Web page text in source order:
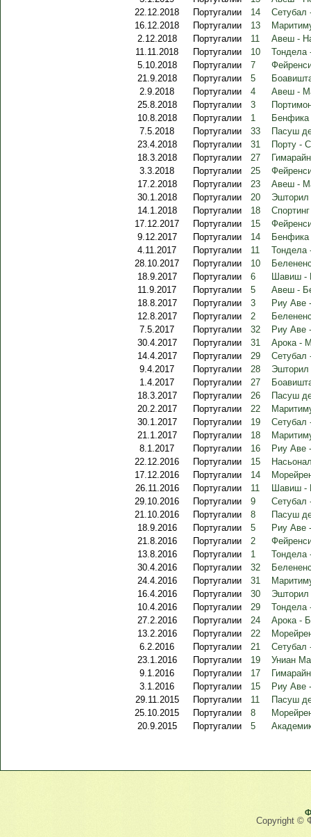
22.12.2018
Португалии 14
Сетубал
16.12.2018
Португалии 13
2.12.2018
Португалии 11
Авеш -
11.11.2018
Португалии 10
Тондела
5.10.2018
Португалии 7
21.9.2018
Португалии 5
2.9.2018
Португалии 4
Авеш -
25.8.2018
Португалии 3
10.8.2018
Португалии 1
7.5.2018
Португалии 33
Пасуш
23.4.2018
Португалии 31
Порту -
18.3.2018
Португалии 27
3.3.2018
Португалии 25
17.2.2018
Португалии 23
Авеш -
30.1.2018
Португалии 20
Эшторил
14.1.2018
Португалии 18
17.12.2017
Португалии 15
9.12.2017
Португалии 14
4.11.2017
Португалии 11
Тондела
28.10.2017
Португалии 10
18.9.2017
Португалии 6
Шавиш -
11.9.2017
Португалии 5
Авеш -
18.8.2017
Португалии 3
Риу Аве
12.8.2017
Португалии 2
7.5.2017
Португалии 32
Риу Аве
30.4.2017
Португалии 31
Арока -
14.4.2017
Португалии 29
Сетубал
9.4.2017
Португалии 28
Эшторил
1.4.2017
Португалии 27
18.3.2017
Португалии 26
Пасуш
20.2.2017
Португалии 22
30.1.2017
Португалии 19
Сетубал
21.1.2017
Португалии 18
8.1.2017
Португалии 16
Риу Аве
22.12.2016
Португалии 15
17.12.2016
Португалии 14
26.11.2016
Португалии 11
Шавиш -
29.10.2016
Португалии 9
Сетубал
21.10.2016
Португалии 8
Пасуш
18.9.2016
Португалии 5
Риу Аве
21.8.2016
Португалии 2
13.8.2016
Португалии 1
Тондела
30.4.2016
Португалии 32
24.4.2016
Португалии 31
16.4.2016
Португалии 30
10.4.2016
Португалии 29
Тондела
27.2.2016
Португалии 24
Арока -
13.2.2016
Португалии 22
6.2.2016
Португалии 21
Сетубал
23.1.2016
Португалии 19
Униан
9.1.2016
Португалии 17
3.1.2016
Португалии 15
Риу Аве
29.11.2015
Португалии 11
Пасуш
25.10.2015
Португалии 8
20.9.2015
Португалии 5
Copyright ©